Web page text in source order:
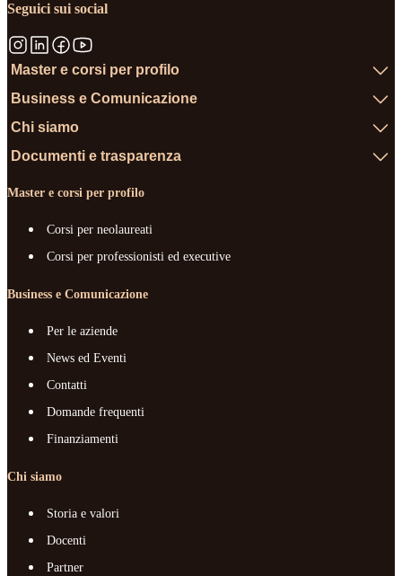
Seguici sui social
Master e corsi per profilo
Business e Comunicazione
Chi siamo
Documenti e trasparenza
Master e corsi per profilo
Corsi per neolaureati
Corsi per professionisti ed executive
Business e Comunicazione
Per le aziende
News ed Eventi
Contatti
Domande frequenti
Finanziamenti
Chi siamo
Storia e valori
Docenti
Partner